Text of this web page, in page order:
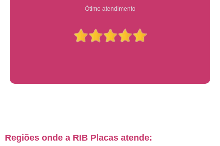
Ótimo atendimento
Regiões onde a RIB Placas atende: